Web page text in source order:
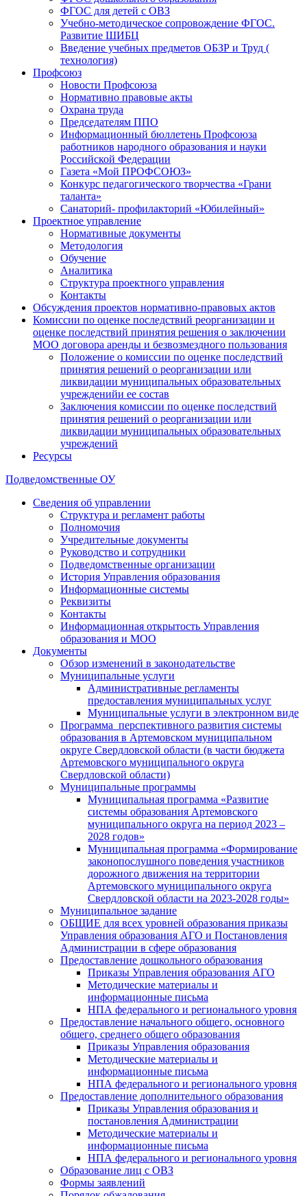
ФГОС для детей с ОВЗ
Учебно-методическое сопровождение ФГОС.
Развитие ШИБЦ
Введение учебных предметов ОБЗР и Труд (
технология)
Профсоюз
Новости Профсоюза
Нормативно правовые акты
Охрана труда
Председателям ППО
Информационный бюллетень Профсоюза
работников народного образования и науки
Российской Федерации
Газета «Мой ПРОФСОЮЗ»
Конкурс педагогического творчества «Грани
таланта»
Санаторий- профилакторий «Юбилейный»
Проектное управление
Нормативные документы
Методология
Обучение
Аналитика
Структура проектного управления
Контакты
Обсуждения проектов нормативно-правовых актов
Комиссии по оценке последствий реорганизации и
оценке последствий принятия решения о заключении
МОО договора аренды и безвозмездного пользования
Положение о комиссии по оценке последствий
принятия решений о реорганизации или
ликвидации муниципальных образовательных
учрежденийи ее состав
Заключения комиссии по оценке последствий
принятия решений о реорганизации или
ликвидации муниципальных образовательных
учреждений
Ресурсы
Подведомственные ОУ
Сведения об управлении
Структура и регламент работы
Полномочия
Учредительные документы
Руководство и сотрудники
Подведомственные организации
История Управления образования
Информационные системы
Реквизиты
Контакты
Информационная открытость Управления
образования и МОО
Документы
Обзор изменений в законодательстве
Муниципальные услуги
Административные регламенты
предоставления муниципальных услуг
Муниципальные услуги в электронном виде
Программа перспективного развития системы
образования в Артемовском муниципальном
округе Свердловской области (в части бюджета
Артемовского муниципального округа
Свердловской области)
Муниципальные программы
Муниципальная программа «Развитие
системы образования Артемовского
муниципального округа на период 2023 –
2028 годов»
Муниципальная программа «Формирование
законопослушного поведения участников
дорожного движения на территории
Артемовского муниципального округа
Свердловской области на 2023-2028 годы»
Муниципальное задание
ОБЩИЕ для всех уровней образования приказы
Управления образования АГО и Постановления
Администрации в сфере образования
Предоставление дошкольного образования
Приказы Управления образования АГО
Методические материалы и
информационные письма
НПА федерального и регионального уровня
Предоставление начального общего, основного
общего, среднего общего образования
Приказы Управления образования
Методические материалы и
информационные письма
НПА федерального и регионального уровня
Предоставление дополнительного образования
Приказы Управления образования и
постановления Администрации
Методические материалы и
информационные письма
НПА федерального и регионального уровня
Образование лиц с ОВЗ
Формы заявлений